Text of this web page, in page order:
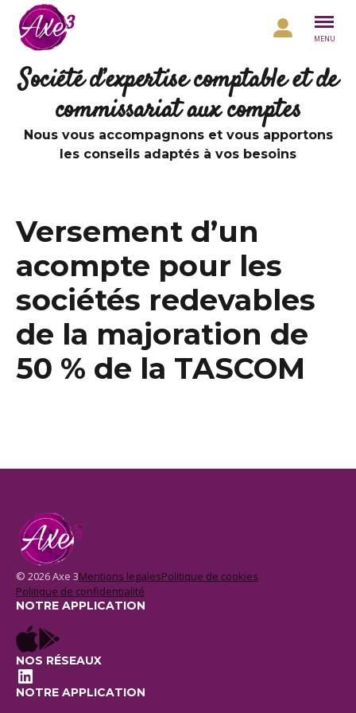
Aller au contenu
MENU
Société d’expertise comptable et de
commissariat aux comptes
Nous vous accompagnons et vous apportons
les conseils adaptés à vos besoins
Versement d’un
acompte pour les
sociétés redevables
de la majoration de
50 % de la TASCOM
© 2026 Axe 3Mentions legalesPolitique de cookies
Politique de confidentialité
NOTRE APPLICATION
NOS RÉSEAUX
LinkedIn
NOTRE APPLICATION